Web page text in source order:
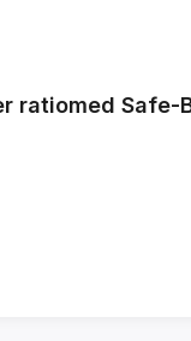
ratiomed Safe-